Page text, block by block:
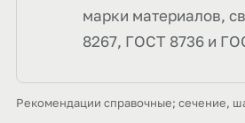
марки материалов,
8267, ГОСТ 8736 и
Рекомендации справочные; сечение,